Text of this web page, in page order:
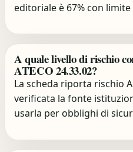
editoriale è 67% con limite
A quale livello di rischio
ATECO 24.33.02?
La scheda riporta rischio
verificata la fonte
usarla per obblighi di